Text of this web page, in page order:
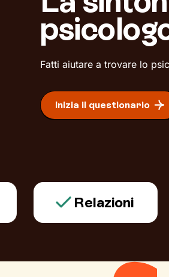
Fatti aiutare a trovare lo
Inizia il questionario
Relazioni